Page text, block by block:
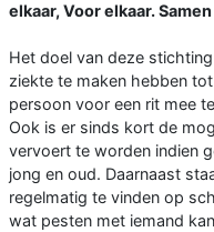
elkaar, Voor elkaar.
Het doel van deze
ziekte te maken hebben
persoon voor een rit mee
Ook is er sinds kort de
vervoert te worden indien
jong en oud. Daarnaast
regelmatig te vinden op
wat pesten met iemand